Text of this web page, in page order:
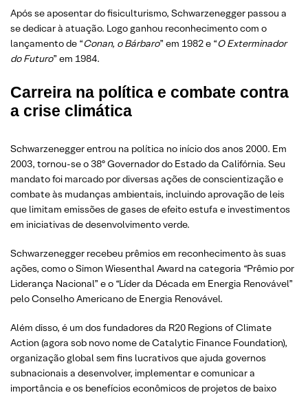
Após se aposentar do fisiculturismo, Schwarzenegger passou a
se dedicar à atuação. Logo ganhou reconhecimento com o
lançamento de “Conan, o Bárbaro” em 1982 e “O Exterminador
do Futuro” em 1984.
Carreira na política e combate contra
a crise climática
Schwarzenegger entrou na política no início dos anos 2000. Em
2003, tornou-se o 38º Governador do Estado da Califórnia. Seu
mandato foi marcado por diversas ações de conscientização e
combate às mudanças ambientais, incluindo aprovação de leis
que limitam emissões de gases de efeito estufa e investimentos
em iniciativas de desenvolvimento verde.
Schwarzenegger recebeu prêmios em reconhecimento às suas
ações, como o Simon Wiesenthal Award na categoria “Prêmio por
Liderança Nacional” e o “Líder da Década em Energia Renovável”
pelo Conselho Americano de Energia Renovável.
Além disso, é um dos fundadores da R20 Regions of Climate
Action (agora sob novo nome de Catalytic Finance Foundation),
organização global sem fins lucrativos que ajuda governos
subnacionais a desenvolver, implementar e comunicar a
importância e os benefícios econômicos de projetos de baixo